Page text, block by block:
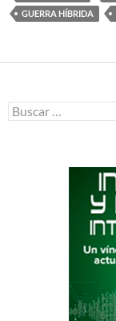
GUERRA HÍBRIDA
Buscar: